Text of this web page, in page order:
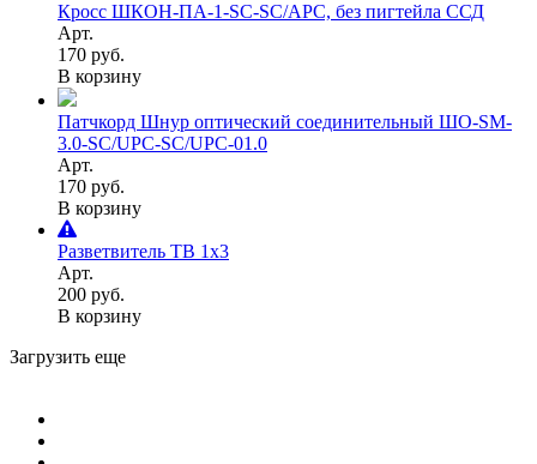
Кросс ШКОН-ПА-1-SC-SC/APC, без пигтейла ССД
Арт.
170 руб.
В корзину
Патчкорд Шнур оптический соединительный ШО-SM-
3.0-SC/UPC-SC/UPC-01.0
Арт.
170 руб.
В корзину
Разветвитель ТВ 1х3
Арт.
200 руб.
В корзину
Загрузить еще